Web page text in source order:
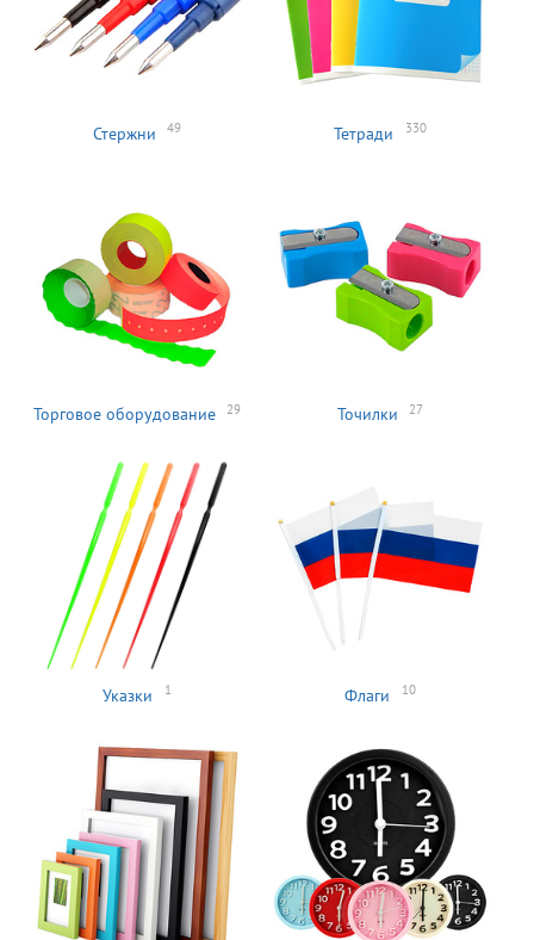
Стержни 49 Тетради 330
Торговое оборудование 29 Точилки 27
Указки 1 Флаги 10